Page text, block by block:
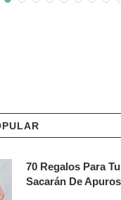
70 Regalos Para
Sacarán De Apuros